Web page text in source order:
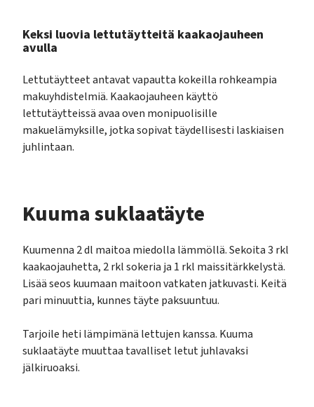
Keksi luovia lettutäytteitä kaakaojauheen
avulla
Lettutäytteet antavat vapautta kokeilla rohkeampia
makuyhdistelmiä. Kaakaojauheen käyttö
lettutäytteissä avaa oven monipuolisille
makuelämyksille, jotka sopivat täydellisesti laskiaisen
juhlintaan.
Kuuma suklaatäyte
Kuumenna 2 dl maitoa miedolla lämmöllä. Sekoita 3 rkl
kaakaojauhetta, 2 rkl sokeria ja 1 rkl maissitärkkelystä.
Lisää seos kuumaan maitoon vatkaten jatkuvasti. Keitä
pari minuuttia, kunnes täyte paksuuntuu.
Tarjoile heti lämpimänä lettujen kanssa. Kuuma
suklaatäyte muuttaa tavalliset letut juhlavaksi
jälkiruoaksi.